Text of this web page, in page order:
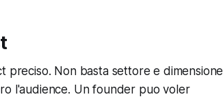
preciso. Non basta settore e dimensione
l'audience. Un founder puo voler